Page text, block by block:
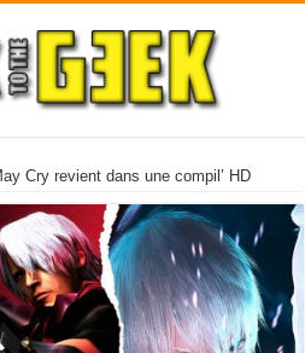
Cry revient dans une compil’ HD